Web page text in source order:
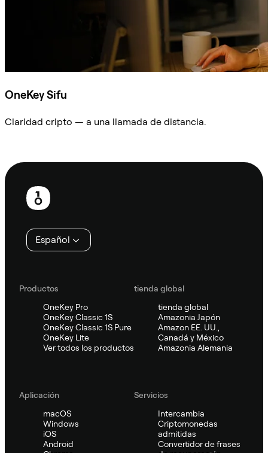
OneKey Sifu
Claridad cripto — a una llamada de distancia.
Pie
página
Español
Productos
OneKey Pro
OneKey Classic 1S
OneKey Classic 1S Pure
OneKey Lite
Ver todos los productos
tienda global
tienda global
Amazonia Japón
Amazon EE. UU.,
Canadá y México
Amazonia Alemania
Aplicación
macOS
Windows
iOS
Android
Servicios
Intercambia
Criptomonedas
admitidas
Convertidor de frases